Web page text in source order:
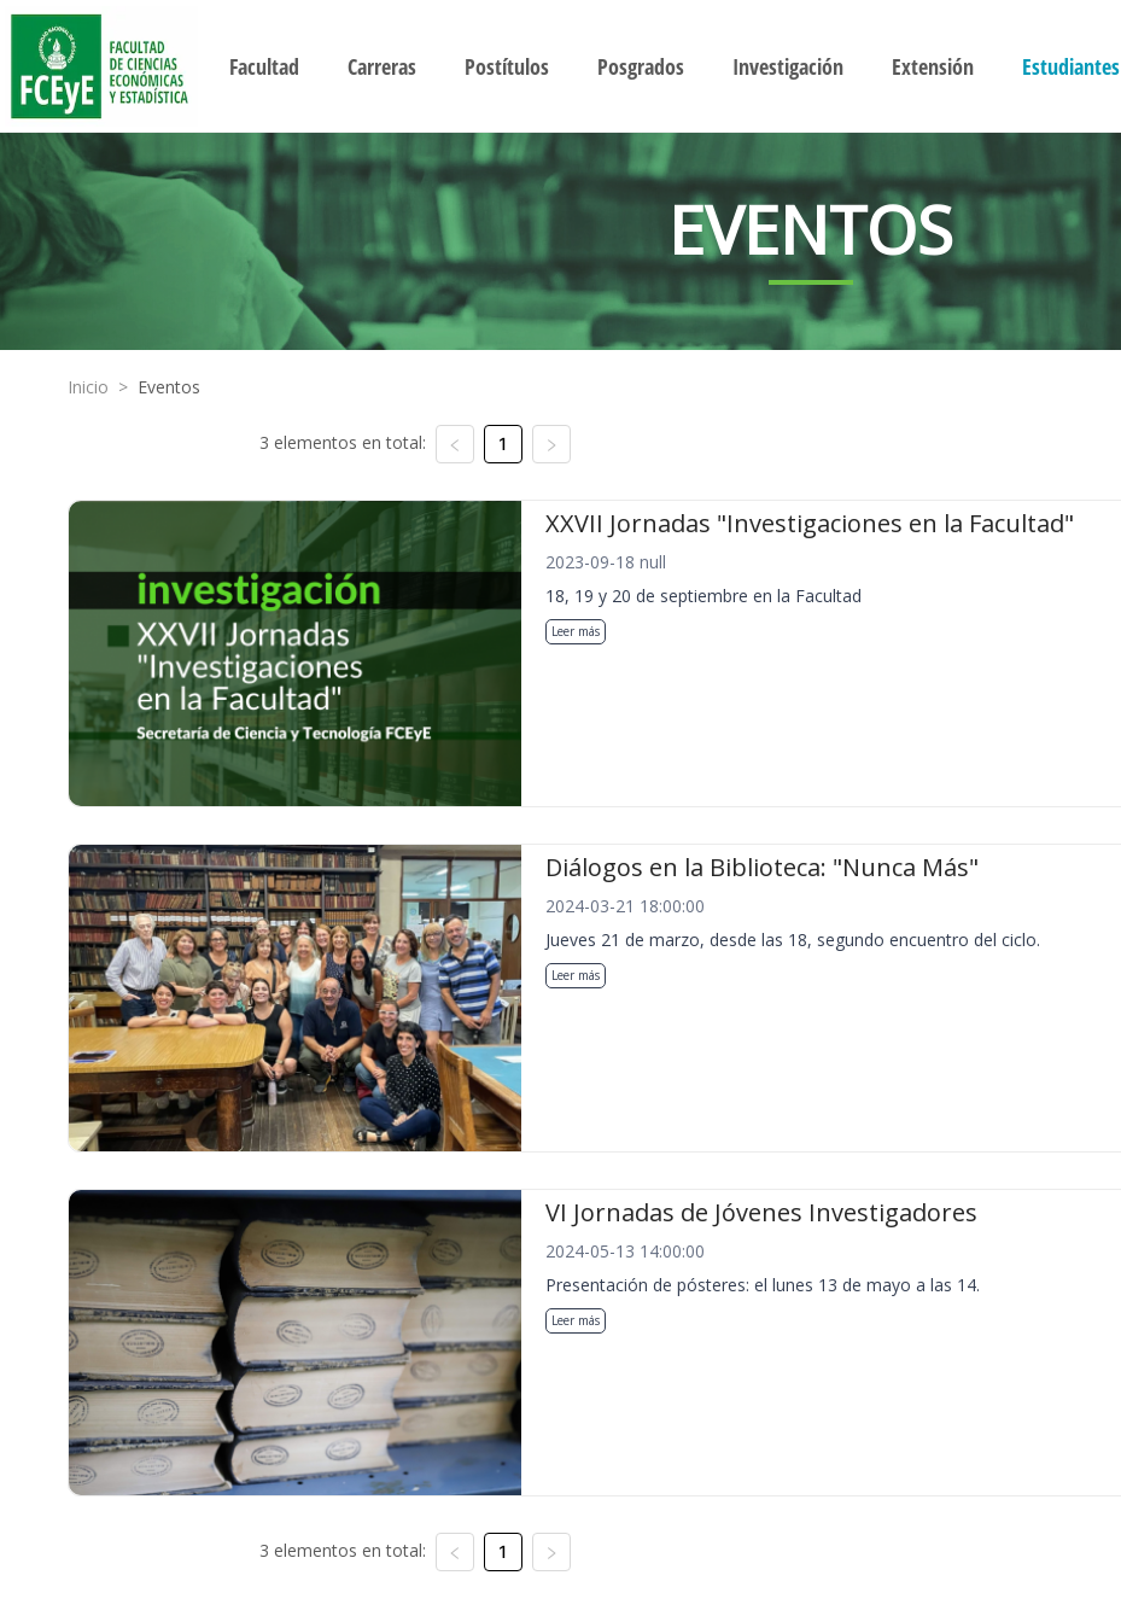
Facultad Carreras Postítulos Posgrados Investigación Extensión Estudiantes
EVENTOS
Inicio > Eventos
3 elementos en total: 1
XXVII Jornadas "Investigaciones en la Facultad"
2023-09-18 null
18, 19 y 20 de septiembre en la Facultad
Leer más
Diálogos en la Biblioteca: "Nunca Más"
2024-03-21 18:00:00
Jueves 21 de marzo, desde las 18, segundo encuentro del ciclo.
Leer más
VI Jornadas de Jóvenes Investigadores
2024-05-13 14:00:00
Presentación de pósteres: el lunes 13 de mayo a las 14.
Leer más
3 elementos en total: 1